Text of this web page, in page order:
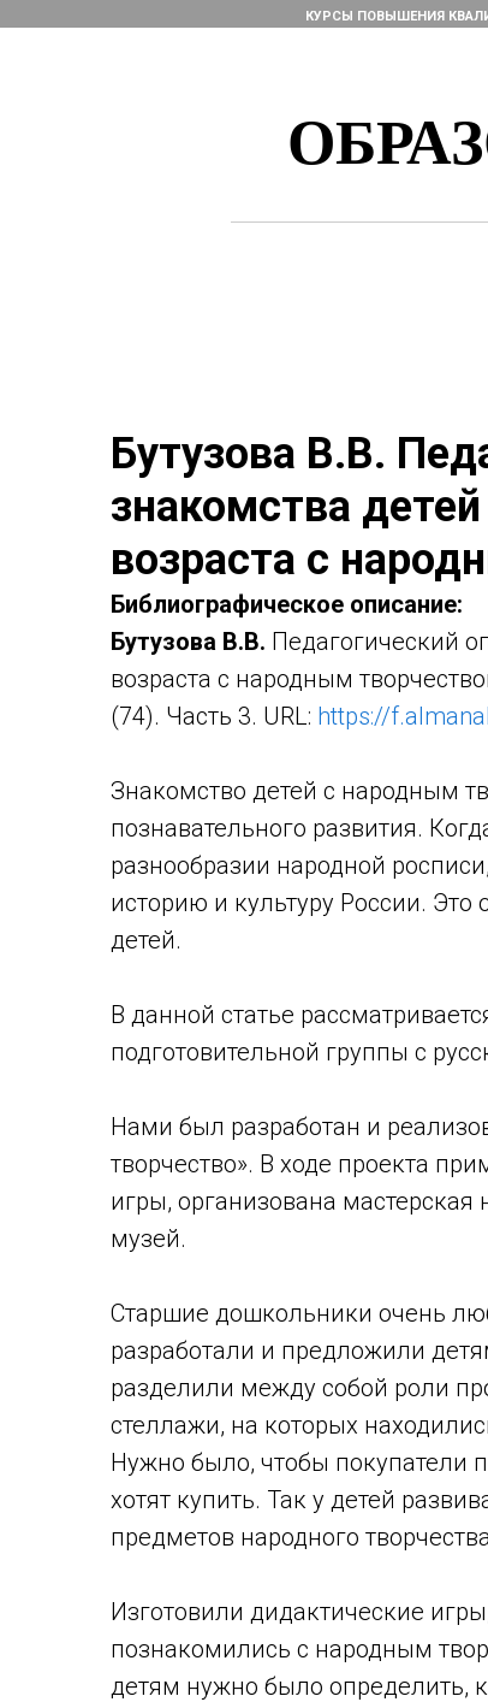
КУРСЫ ПОВЫШЕНИЯ
Бутузова В.В.
знакомства
возраста с
Библиографическое описание:
Бутузова В.В. Педагогический
возраста с народным
(74). Часть 3. URL: https://
Знакомство детей с народным
познавательного развития.
разнообразии народной
историю и культуру России.
детей.
В данной статье
подготовительной группы с
Нами был разработан и
творчество». В ходе проекта
игры, организована
музей.
Старшие дошкольники очень
разработали и предложили
разделили между собой роли
стеллажи, на которых
Нужно было, чтобы покупатели
хотят купить. Так у детей
предметов народного
Изготовили дидактические
познакомились с народным
детям нужно было определить,